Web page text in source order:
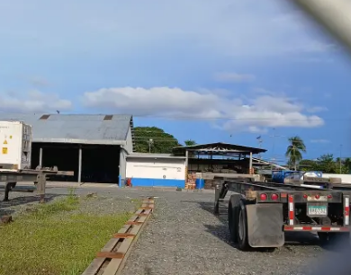
Video, Japón: Terremoto
daños en Kumamoto